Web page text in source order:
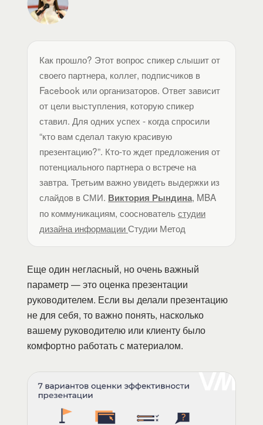
Как прошло? Этот вопрос спикер слышит от
своего партнера, коллег, подписчиков в
Facebook или организаторов. Ответ зависит
от цели выступления, которую спикер
ставил. Для одних успех - когда спросили
“кто вам сделал такую красивую
презентацию?”. Кто-то ждет предложения от
потенциального партнера о встрече на
завтра. Третьим важно увидеть выдержки из
слайдов в СМИ. Виктория Рындина, MBA
по коммуникациям, сооснователь студии
дизайна информацииСтудии Метод
Еще один негласный, но очень важный
параметр — это оценка презентации
руководителем. Если вы делали презентацию
не для себя, то важно понять, насколько
вашему руководителю или клиенту было
комфортно работать с материалом.